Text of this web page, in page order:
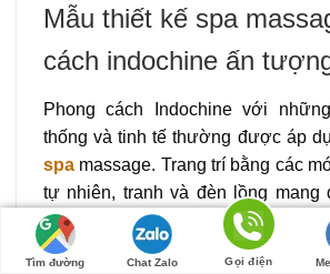
Mẫu thiết kế spa
cách indochine ấn
Phong cách Indochine với
thống và tinh tế thường được áp
spa massage. Trang trí bằng các
tự nhiên, tranh và đèn lồng mang
thư giãn lịch sự và độc đáo.
Tìm đường Chat Zalo Gọi điện